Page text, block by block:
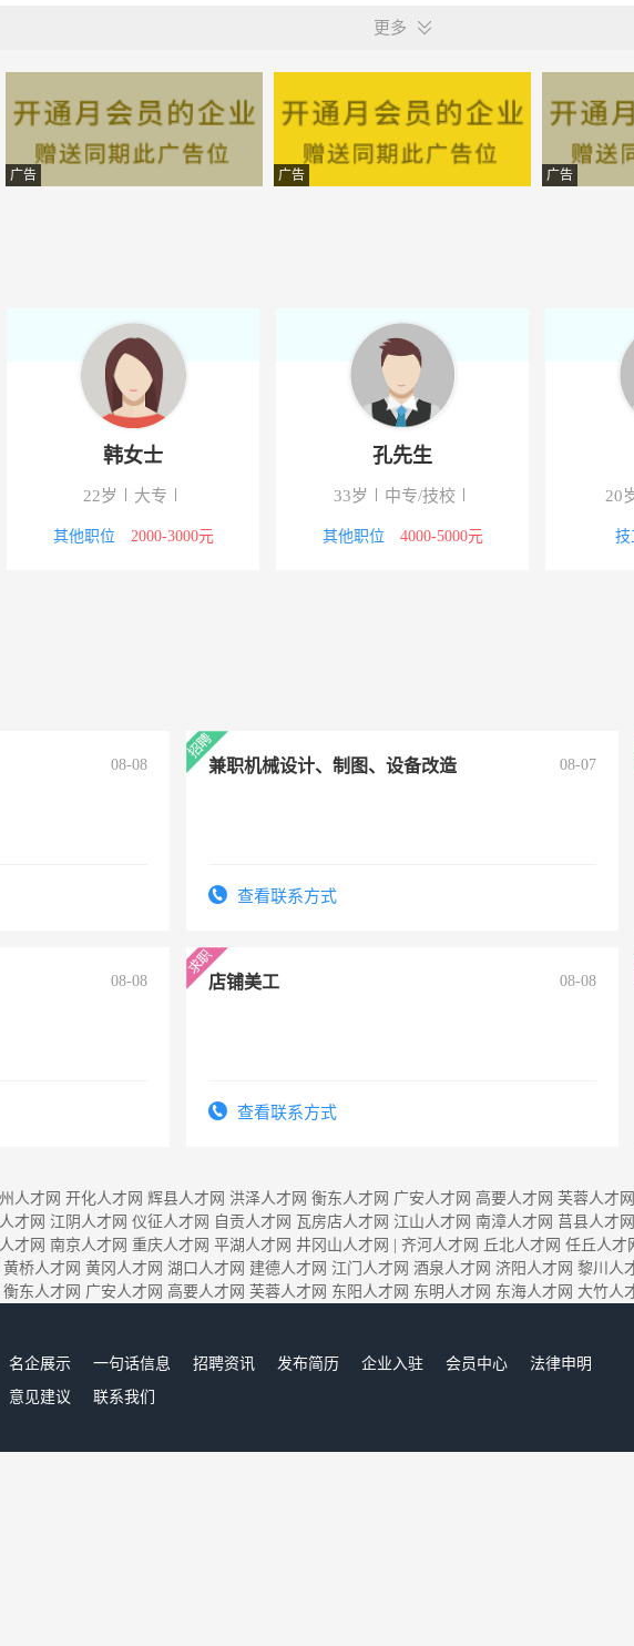
东莞市盛唐包装技术有限公司 -东莞市南城街道科技大道
北京赛佰特科技有限公司山东分公司
缪斯的诱惑内衣服装店
山东省优齐晟畜牧机械有限公司
晶特（齐河）新材料科技有限公司 -经济开发区名嘉西路与园
齐河缪斯的诱惑内衣专卖店 -齐鲁大街阳光路十字路口
更多
广告 广告 广告
韩女士
22岁 大专
其他职位 2000-3000元
孔先生
33岁 中专/技校
其他职位 4000-5000元
20
技
08-08 兼职机械设计、制图、设备改造 08-07
查看联系方式
08-08 店铺美工 08-08
查看联系方式
人才网 开化人才网 辉县人才网 洪泽人才网 衡东人才网 广安人才网 高要人才网 芙蓉人才网
才网 江阴人才网 仪征人才网 自贡人才网 瓦房店人才网 江山人才网 南漳人才网 莒县人才网
才网 南京人才网 重庆人才网 平湖人才网 井冈山人才网 齐河人才网 丘北人才网 任丘人才
黄桥人才网 黄冈人才网 湖口人才网 建德人才网 江门人才网 酒泉人才网 济阳人才网 黎川人
衡东人才网 广安人才网 高要人才网 芙蓉人才网 东阳人才网 东明人才网 东海人才网 大竹人
名企展示 一句话信息 招聘资讯 发布简历 企业入驻 会员中心
法律申明
意见建议 联系我们